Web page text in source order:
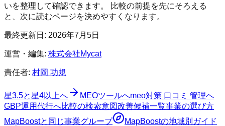
いを整理して確認できます。 比較の前提を先にそろえる
と、次に読むページを決めやすくなります。
最終更新日: 2026年7月5日
運営・編集: 株式会社Mycat
責任者: 村岡 功規
星3.5と星4以上へ MEOツールへmeo対策 口コミ 管理へ
GBP運用代行へ比較の検索意図改善候補一覧事業の選び方
MapBoostと同じ事業グループ MapBoostの地域別ガイド